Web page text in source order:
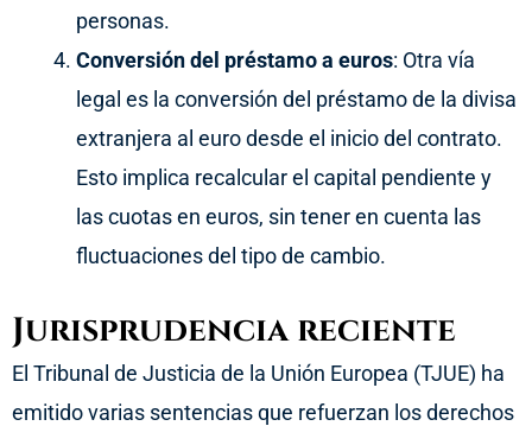
personas.
Conversión del préstamo a euros: Otra vía
legal es la conversión del préstamo de la divisa
extranjera al euro desde el inicio del contrato.
Esto implica recalcular el capital pendiente y
las cuotas en euros, sin tener en cuenta las
fluctuaciones del tipo de cambio.
Jurisprudencia reciente
El Tribunal de Justicia de la Unión Europea (TJUE) ha
emitido varias sentencias que refuerzan los derechos